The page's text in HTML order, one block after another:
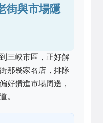
街與市場隱
三峽市區，正好解
那幾家名店，排隊
好鑽進市場周邊，
。